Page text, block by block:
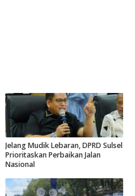
Jelang Mudik Lebaran, DPRD Sulsel
Prioritaskan Perbaikan Jalan
Nasional